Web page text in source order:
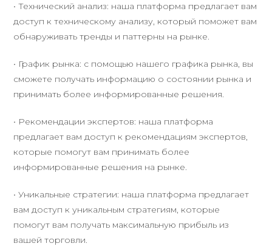
• Технический анализ: наша платформа предлагает вам
доступ к техническому анализу, который поможет вам
обнаруживать тренды и паттерны на рынке.
• График рынка: с помощью нашего графика рынка, вы
сможете получать информацию о состоянии рынка и
принимать более информированные решения.
• Рекомендации экспертов: наша платформа
предлагает вам доступ к рекомендациям экспертов,
которые помогут вам принимать более
информированные решения на рынке.
• Уникальные стратегии: наша платформа предлагает
вам доступ к уникальным стратегиям, которые
помогут вам получать максимальную прибыль из
вашей торговли.